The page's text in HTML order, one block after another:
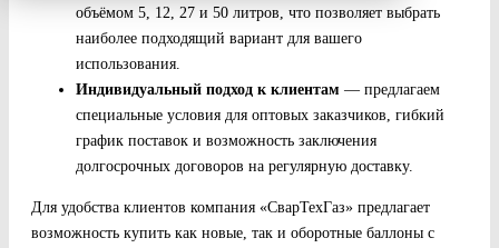
объёмом 5, 12, 27 и 50 литров, что позволяет выбрать
наиболее подходящий вариант для вашего
использования.
Индивидуальный подход к клиентам — предлагаем
специальные условия для оптовых заказчиков, гибкий
график поставок и возможность заключения
долгосрочных договоров на регулярную доставку.
Для удобства клиентов компания «СварТехГаз» предлагает
возможность купить как новые, так и оборотные баллоны с